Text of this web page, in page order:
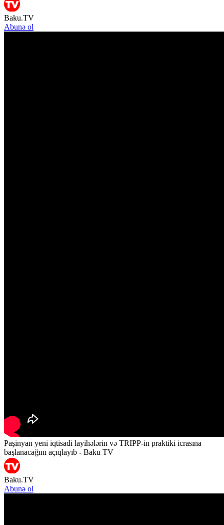
Baku.TV
Abunə ol
Paşinyan yeni iqtisadi layihələrin və TRIPP-in praktiki icrasına
başlanacağını açıqlayıb - Baku TV
Baku.TV
Abunə ol